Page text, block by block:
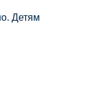
Детям